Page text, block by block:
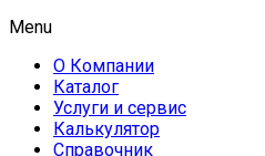
Menu
О Компании
Каталог
Услуги и сервис
Калькулятор
Справочник